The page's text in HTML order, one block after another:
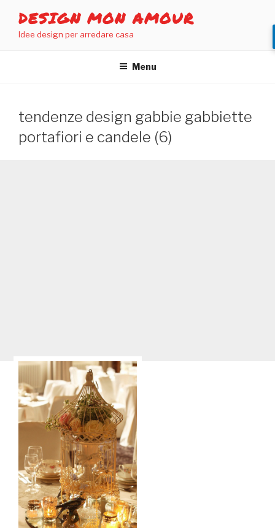
contenuto
DESIGN MON AMOUR
Idee design per arredare casa
Menu
tendenze design gabbie gabbiette
portafiori e candele (6)